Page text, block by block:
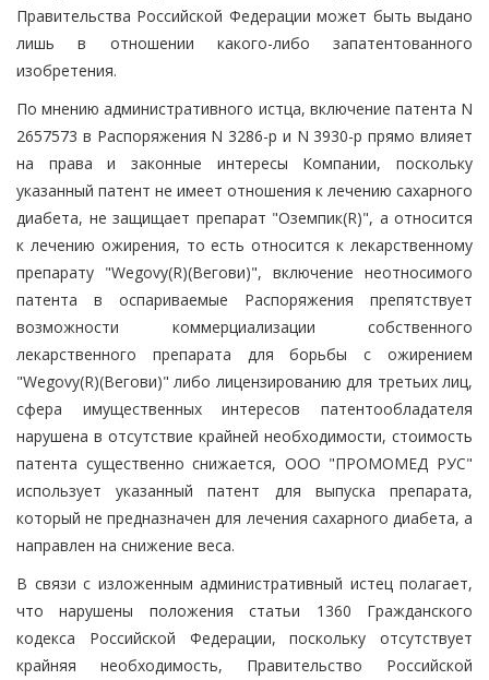
Правительства Российской Федерации может быть выдано
лишь в отношении какого-либо запатентованного
изобретения.
По мнению административного истца, включение патента N
2657573 в Распоряжения N 3286-р и N 3930-р прямо влияет
на права и законные интересы Компании, поскольку
указанный патент не имеет отношения к лечению сахарного
диабета, не защищает препарат "Оземпик(R)", а относится
к лечению ожирения, то есть относится к лекарственному
препарату "Wegovy(R)(Вегови)", включение неотносимого
патента в оспариваемые Распоряжения препятствует
возможности коммерциализации собственного
лекарственного препарата для борьбы с ожирением
"Wegovy(R)(Вегови)" либо лицензированию для третьих лиц,
сфера имущественных интересов патентообладателя
нарушена в отсутствие крайней необходимости, стоимость
патента существенно снижается, ООО "ПРОМОМЕД РУС"
использует указанный патент для выпуска препарата,
который не предназначен для лечения сахарного диабета, а
направлен на снижение веса.
В связи с изложенным административный истец полагает,
что нарушены положения статьи 1360 Гражданского
кодекса Российской Федерации, поскольку отсутствует
крайняя необходимость, Правительство Российской